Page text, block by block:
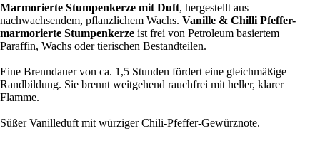
Marmorierte Stumpenkerze mit Duft, hergestellt aus
nachwachsendem, pflanzlichem Wachs. Vanille & Chilli Pfeffer-
marmorierte Stumpenkerze ist frei von Petroleum basiertem
Paraffin, Wachs oder tierischen Bestandteilen.
Eine Brenndauer von ca. 1,5 Stunden fördert eine gleichmäßige
Randbildung. Sie brennt weitgehend rauchfrei mit heller, klarer
Flamme.
Süßer Vanilleduft mit würziger Chili-Pfeffer-Gewürznote.